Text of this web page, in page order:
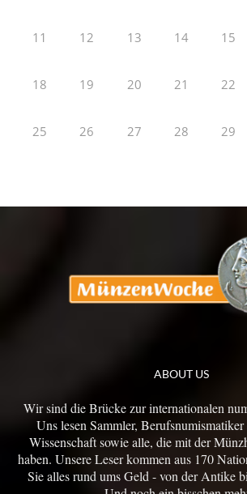
11 12 13 14 15
18 19 20 21 22
25 26 27 28 29
ABOUT US
Wir sind die Brücke zur internationalen
Uns lesen Sammler,
Wissenschaft sowie alle, die mit der
haben. Unsere Leser kommen aus 170
Sie alles rund ums Geld - von der Antike